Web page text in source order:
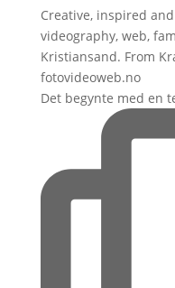
Creative, inspired
videography, web,
Kristiansand. From
fotovideoweb.no
Det begynte med en